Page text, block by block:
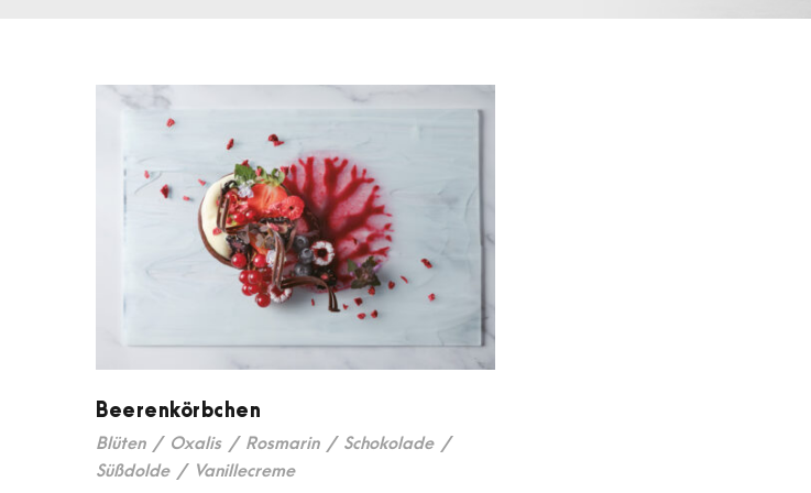
Beerenkörbchen
Blüten / Oxalis / Rosmarin / Schokolade /
Süßdolde / Vanillecreme